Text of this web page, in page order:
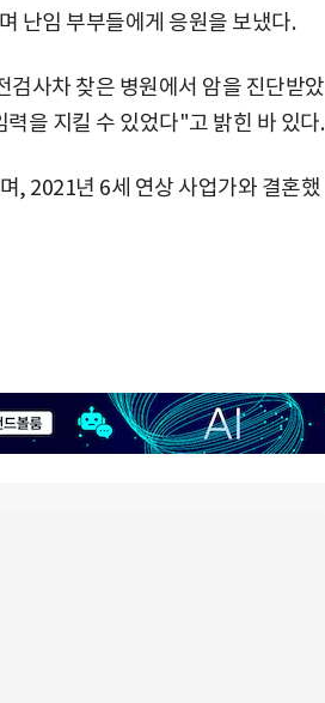
난임 부부들에게 응원을 보냈다.
사차 찾은 병원에서 암을 진단받았
을 지킬 수 있었다"고 밝힌 바 있다.
, 2021년 6세 연상 사업가와 결혼했